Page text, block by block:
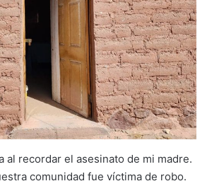
al recordar el asesinato de mi madre.
comunidad fue víctima de robo.